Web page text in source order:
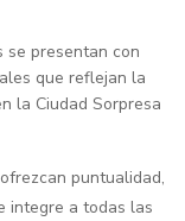
se presentan con
que reflejan la
la Ciudad Sorpresa
puntualidad,
integre a todas las